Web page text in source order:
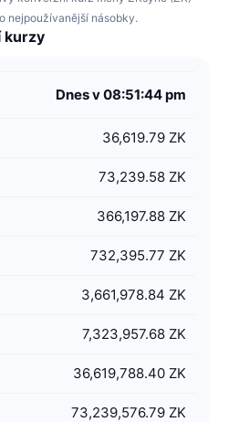
nejpoužívanější násobky.
kurzy
Dnes v 08:51:44 pm
36,619.79 ZK
73,239.58 ZK
366,197.88 ZK
732,395.77 ZK
3,661,978.84 ZK
7,323,957.68 ZK
36,619,788.40 ZK
73,239,576.79 ZK